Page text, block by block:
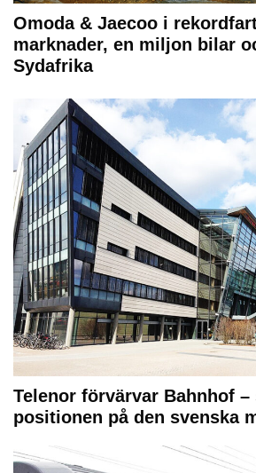
Omoda & Jaecoo i
marknader, en miljon bilar
Sydafrika
Telenor förvärvar Bahnhof –
positionen på den svenska